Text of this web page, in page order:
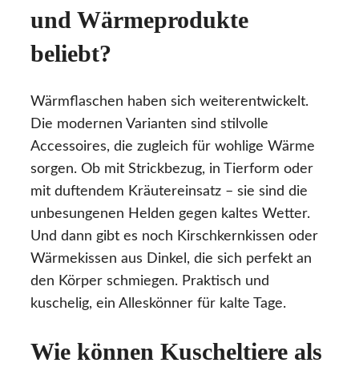
und Wärmeprodukte
beliebt?
Wärmflaschen haben sich weiterentwickelt.
Die modernen Varianten sind stilvolle
Accessoires, die zugleich für wohlige Wärme
sorgen. Ob mit Strickbezug, in Tierform oder
mit duftendem Kräutereinsatz – sie sind die
unbesungenen Helden gegen kaltes Wetter.
Und dann gibt es noch Kirschkernkissen oder
Wärmekissen aus Dinkel, die sich perfekt an
den Körper schmiegen. Praktisch und
kuschelig, ein Alleskönner für kalte Tage.
Wie können Kuscheltiere als